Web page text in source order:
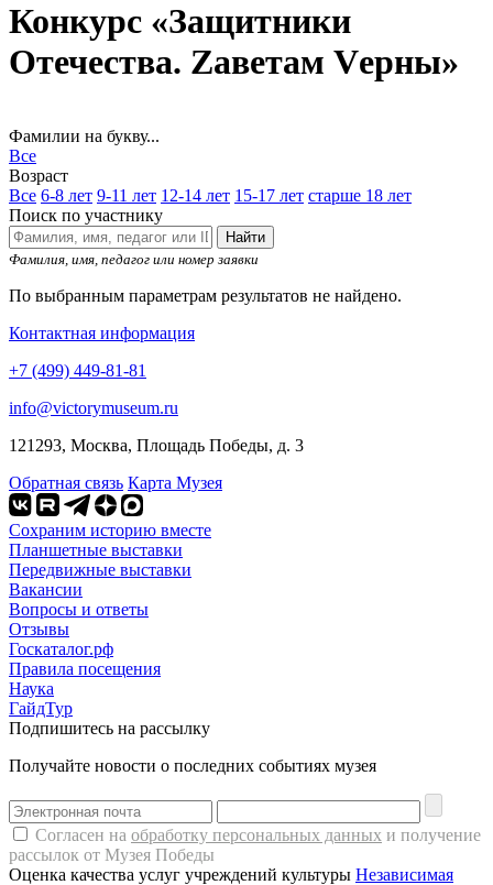
Конкурс «Защитники
Отечества. Zаветам Vерны»
Фамилии на букву...
Все
Возраст
Все 6-8 лет 9-11 лет 12-14 лет 15-17 лет старше 18 лет
Поиск по участнику
Найти
Фамилия, имя, педагог или номер заявки
По выбранным параметрам результатов не найдено.
Контактная информация
+7 (499) 449-81-81
info@victorymuseum.ru
121293, Москва, Площадь Победы, д. 3
Обратная связь Карта Музея
Сохраним историю вместе
Планшетные выставки
Передвижные выставки
Вакансии
Вопросы и ответы
Отзывы
Госкаталог.рф
Правила посещения
Наука
ГайдТур
Подпишитесь на рассылку
Получайте новости о последних событиях музея
Согласен на обработку персональных данных и получение
рассылок от Музея Победы
Оценка качества услуг учреждений культуры Независимая